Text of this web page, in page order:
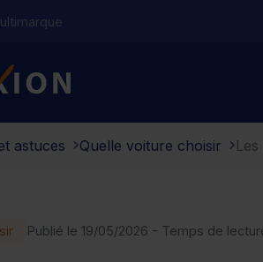
Distinxion
astuces Quelle voiture choisir
Publié le 19/05/2026 - Temps de